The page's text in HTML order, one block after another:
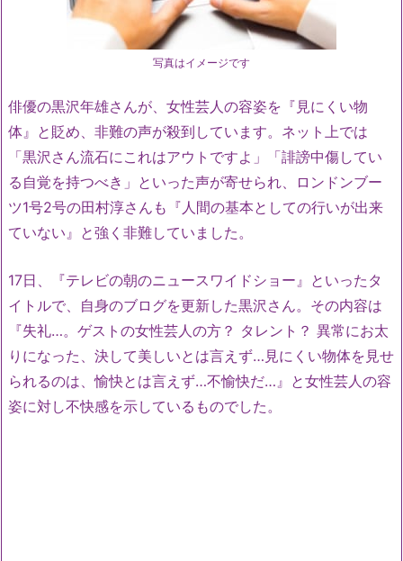
写真はイメージです
俳優の黒沢年雄さんが、女性芸人の容姿を『見にくい物
体』と貶め、非難の声が殺到しています。ネット上では
「黒沢さん流石にこれはアウトですよ」「誹謗中傷してい
る自覚を持つべき」といった声が寄せられ、ロンドンブー
ツ1号2号の田村淳さんも『人間の基本としての行いが出来
ていない』と強く非難していました。
17日、『テレビの朝のニュースワイドショー』といったタ
イトルで、自身のブログを更新した黒沢さん。その内容は
『失礼…。ゲストの女性芸人の方？ タレント？ 異常にお太
りになった、決して美しいとは言えず…見にくい物体を見せ
られるのは、愉快とは言えず…不愉快だ…』と女性芸人の容
姿に対し不快感を示しているものでした。